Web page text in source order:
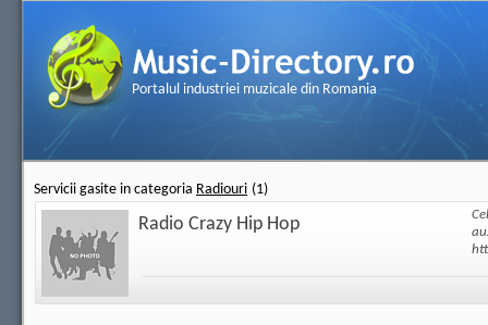
Portalul industriei muzicale din Romania
Servicii gasite in categoria Radiouri (1)
Radio Crazy Hip Hop